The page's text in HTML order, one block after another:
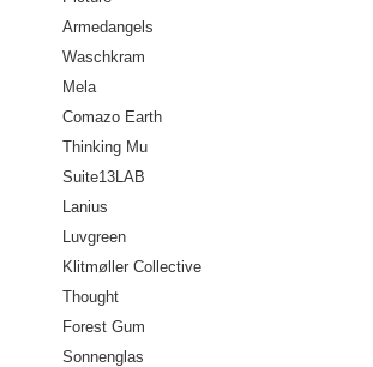
Armedangels
Waschkram
Mela
Comazo Earth
Thinking Mu
Suite13LAB
Lanius
Luvgreen
Klitmøller Collective
Thought
Forest Gum
Sonnenglas